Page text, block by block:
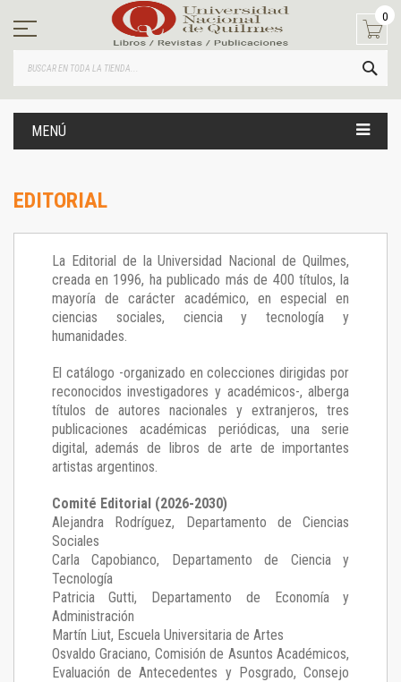
contenido
0
MENÚ
EDITORIAL
La Editorial de la Universidad Nacional de Quilmes,
creada en 1996, ha publicado más de 400 títulos, la
mayoría de carácter académico, en especial en
ciencias sociales, ciencia y tecnología y
humanidades.
El catálogo -organizado en colecciones dirigidas por
reconocidos investigadores y académicos-, alberga
títulos de autores nacionales y extranjeros, tres
publicaciones académicas periódicas, una serie
digital, además de libros de arte de importantes
artistas argentinos.
Comité Editorial (2026-2030)
Alejandra Rodríguez, Departamento de Ciencias
Sociales
Carla Capobianco, Departamento de Ciencia y
Tecnología
Patricia Gutti, Departamento de Economía y
Administración
Martín Liut, Escuela Universitaria de Artes
Osvaldo Graciano, Comisión de Asuntos Académicos,
Evaluación de Antecedentes y Posgrado, Consejo